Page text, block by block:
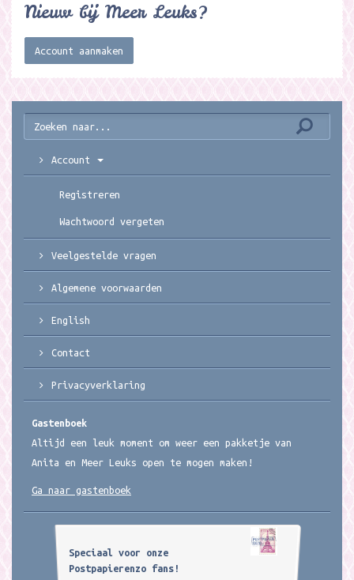
Nieuw bij Meer Leuks?
Account aanmaken
Account
Registreren
Wachtwoord vergeten
Veelgestelde vragen
Algemene voorwaarden
English
Contact
Privacyverklaring
Gastenboek
Altijd een leuk moment om weer een pakketje van
Anita en Meer Leuks open te mogen maken!
Ga naar gastenboek
Speciaal voor onze
Postpapierenzo fans!